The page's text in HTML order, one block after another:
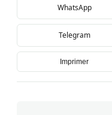
WhatsApp
Telegram
Imprimer